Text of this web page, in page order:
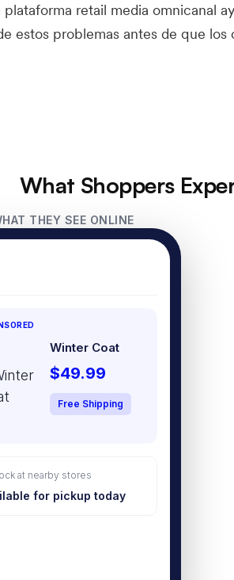
plataforma retail media omnicanal
estos problemas antes de que los
What Shoppers
THEY SEE ONLINE
Winter Coat
$49.99
Free Shipping
at nearby stores
for pickup today